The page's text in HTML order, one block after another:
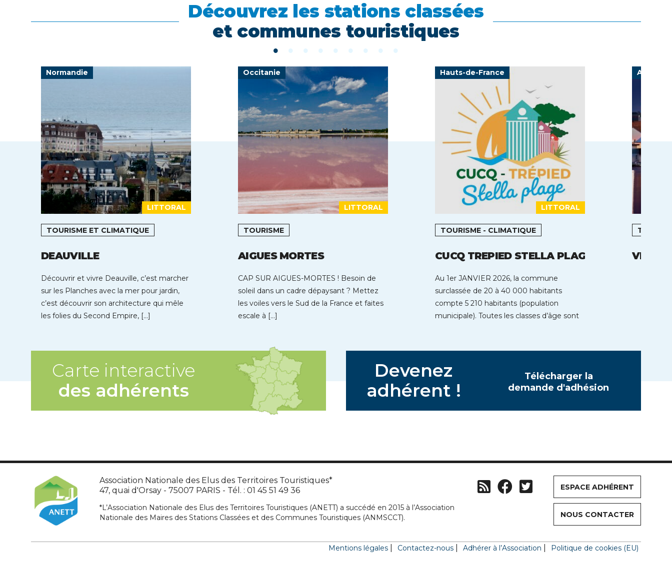
Découvrez les stations classées
et communes touristiques
Normandie
LITTORAL
TOURISME ET CLIMATIQUE
DEAUVILLE
Découvrir et vivre Deauville, c’est marcher
sur les Planches avec la mer pour jardin,
c’est découvrir son architecture qui mêle
les folies du Second Empire, […]
Occitanie
LITTORAL
TOURISME
AIGUES MORTES
CAP SUR AIGUES-MORTES ! Besoin de
soleil dans un cadre dépaysant ? Mettez
les voiles vers le Sud de la France et faites
escale à […]
Hauts-de-France
LITTORAL
TOURISME - CLIMATIQUE
CUCQ TREPIED STELLA PLAGE
Au 1er JANVIER 2026, la commune
surclassée de 20 à 40 000 habitants
compte 5 210 habitants (population
municipale). Toutes les classes d’âge sont
VICHY
Carte interactive
des adhérents
Devenez
adhérent !
Télécharger la
demande d'adhésion
Association Nationale des Elus des Territoires Touristiques*
47, quai d'Orsay - 75007 PARIS - Tél. : 01 45 51 49 36
*L’Association Nationale des Elus des Territoires Touristiques (ANETT) a succédé en 2015 à l’Association
Nationale des Maires des Stations Classées et des Communes Touristiques (ANMSCCT).
ESPACE ADHÉRENT
NOUS CONTACTER
Mentions légales Contactez-nous Adhérer à l’Association Politique de cookies (EU)